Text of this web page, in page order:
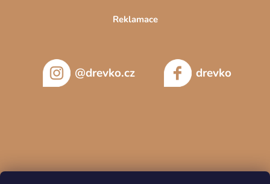
Reklamace
@drevko.cz drevko